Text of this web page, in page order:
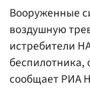
Вооруженные
воздушную
истребители
беспилотника,
сообщает РИА